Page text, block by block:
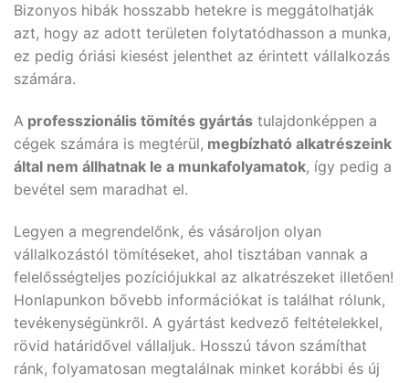
Bizonyos hibák hosszabb hetekre is meggátolhatják
azt, hogy az adott területen folytatódhasson a munka,
ez pedig óriási kiesést jelenthet az érintett vállalkozás
számára.
A professzionális tömítés gyártás tulajdonképpen a
cégek számára is megtérül, megbízható alkatrészeink
által nem állhatnak le a munkafolyamatok, így pedig a
bevétel sem maradhat el.
Legyen a megrendelőnk, és vásároljon olyan
vállalkozástól tömítéseket, ahol tisztában vannak a
felelősségteljes pozíciójukkal az alkatrészeket illetően!
Honlapunkon bővebb információkat is találhat rólunk,
tevékenységünkről. A gyártást kedvező feltételekkel,
rövid határidővel vállaljuk. Hosszú távon számíthat
ránk, folyamatosan megtalálnak minket korábbi és új